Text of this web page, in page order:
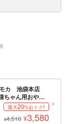
モカ 池袋本店
ちゃん用おや
最大20%おトク!
¥4,510 ¥3,580